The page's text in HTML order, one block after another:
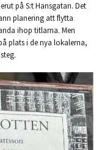
på S:t Hansgatan. Det
planering att flytta
ihop titlarna. Men
plats i de nya lokalerna,